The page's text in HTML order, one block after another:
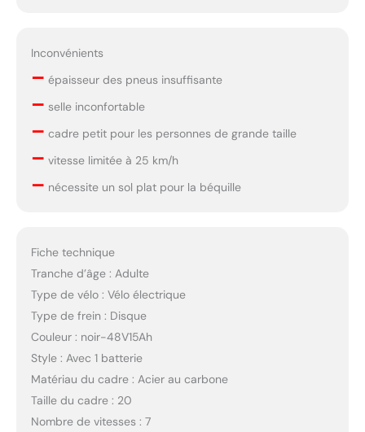
Inconvénients
– épaisseur des pneus insuffisante
– selle inconfortable
– cadre petit pour les personnes de grande taille
– vitesse limitée à 25 km/h
– nécessite un sol plat pour la béquille
Fiche technique
Tranche d’âge : Adulte
Type de vélo : Vélo électrique
Type de frein : Disque
Couleur : noir-48V15Ah
Style : Avec 1 batterie
Matériau du cadre : Acier au carbone
Taille du cadre : 20
Nombre de vitesses : 7